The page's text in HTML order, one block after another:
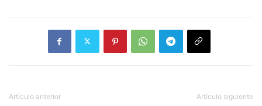
Artículo anterior Artículo siguiente